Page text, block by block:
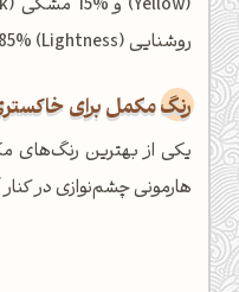
روشنایی (Lightness) 85% می‌باشد.
رنگ مکمل برای
یکی از بهترین رنگ‌های
هارمونی چشم‌نوازی در